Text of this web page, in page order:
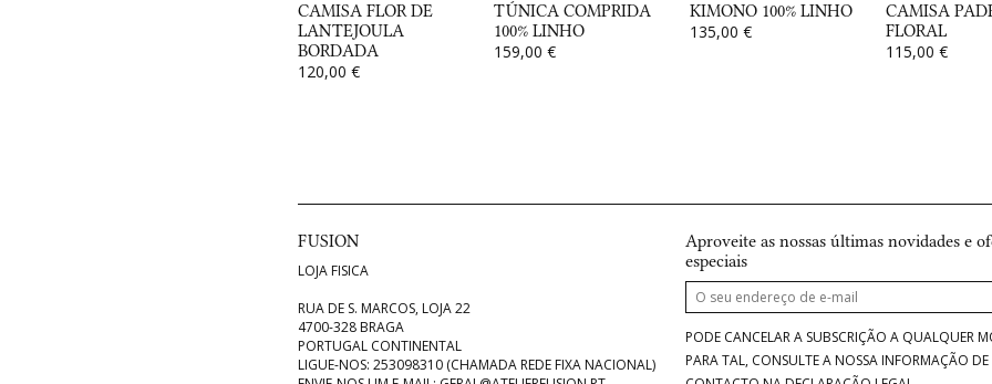
CAMISA FLOR DE
LANTEJOULA
BORDADA
120,00 €
TÚNICA COMPRIDA
100% LINHO
159,00 €
KIMONO 100% LINHO
135,00 €
CAMISA
FLORAL
115,00 €
FUSION
LOJA FISICA
RUA DE S. MARCOS, LOJA 22
4700-328 BRAGA
PORTUGAL CONTINENTAL
LIGUE-NOS: 253098310 (CHAMADA REDE FIXA NACIONAL)
Aproveite as nossas últimas novidades e
especiais
PODE CANCELAR A SUBSCRIÇÃO A QUALQUER
PARA TAL, CONSULTE A NOSSA INFORMAÇÃO DE